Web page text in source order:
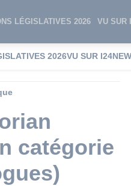
LÉGISLATIVES 2026 VU SUR
2026VU SUR
catégorie